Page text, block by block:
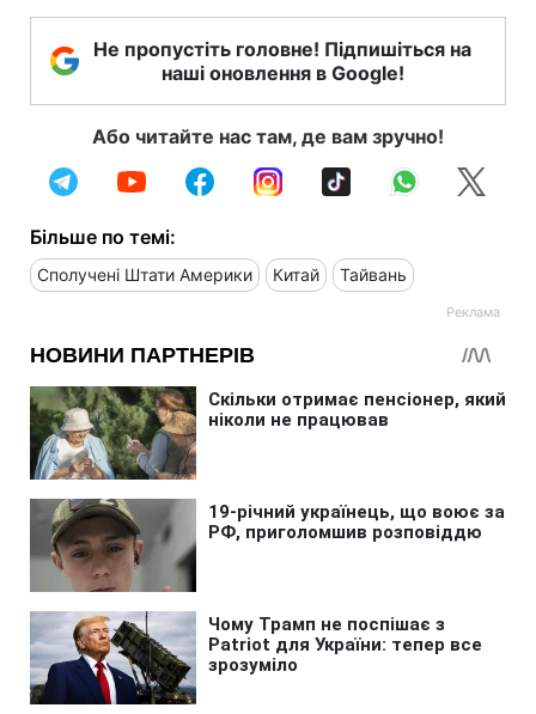
Не пропустіть головне! Підпишіться на
наші оновлення в Google!
Або читайте нас там, де вам зручно!
Більше по темі:
Сполучені Штати Америки Китай Тайвань